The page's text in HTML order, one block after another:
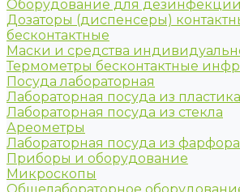
Оборудование для дезинфекции
Дозаторы (диспенсеры)
бесконтактные
Маски и средства
Термометры бесконтактные
Посуда лабораторная
Лабораторная посуда из пластика
Лабораторная посуда из стекла
Ареометры
Лабораторная посуда из фарфора
Приборы и оборудование
Микроскопы